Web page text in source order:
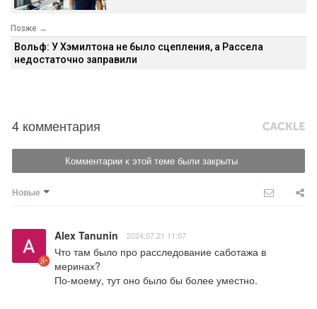
Позже →
Вольф: У Хэмилтона не было сцепления, а Рассела
недостаточно заправили
4 комментария
Комментарии к этой теме были закрыты
Новые
Alex Tanunin 2024.07.21 11:07
Что там было про расследование саботажа в
меринах?
По-моему, тут оно было бы более уместно.